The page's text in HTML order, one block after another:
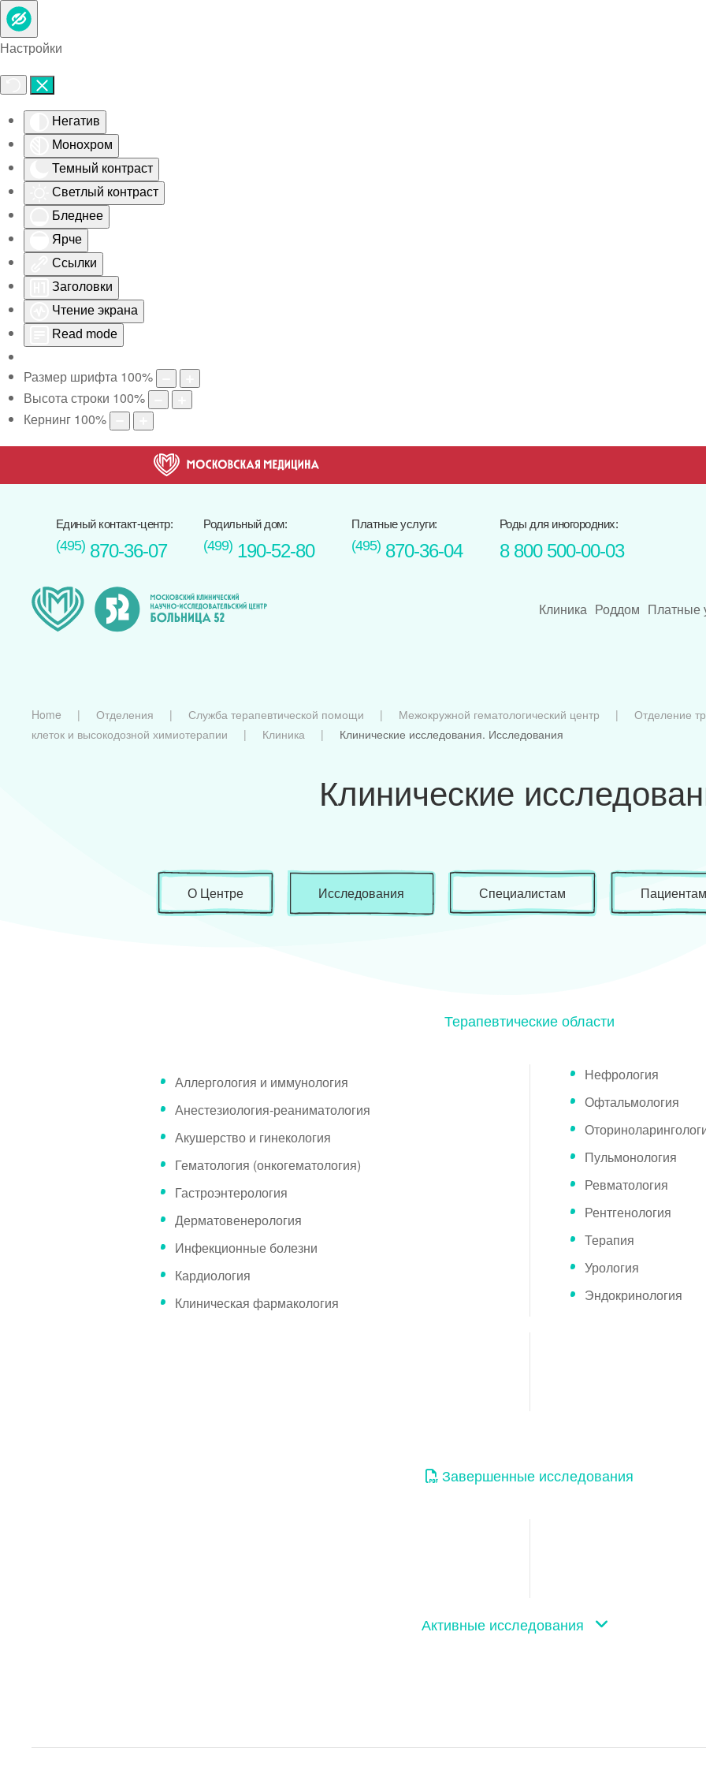
Настройки
Негатив
Монохром
Темный контраст
Светлый контраст
Бледнее
Ярче
Ссылки
Заголовки
Чтение экрана
Read mode
Размер шрифта 100%
Высота строки 100%
Кернинг 100%
Skip to main content
Единый контакт-центр:
(495)870-36-07
Родильный дом:
(499) 190-52-80
Платные услуги:
(495) 870-36-04
Роды для иногородних:
8 800 500-00-03
Клиника Роддом Платные
Home Отделения Служба терапевтической помощи Межокружной гематологический центр
Отделение
клеток и высокодозной химиотерапии
Клиника Клинические исследования. Исследования
Клинические
О Центре Исследования Специалистам Пациентам
Терапевтические области
Аллергология и иммунология
Анестезиология-реаниматология
Акушерство и гинекология
Гематология (онкогематология)
Гастроэнтерология
Дерматовенерология
Инфекционные болезни
Кардиология
Клиническая фармакология
Нефрология
Офтальмология
Пульмонология
Ревматология
Рентгенология
Терапия
Урология
Эндокринология
Завершенные исследования
Активные исследования